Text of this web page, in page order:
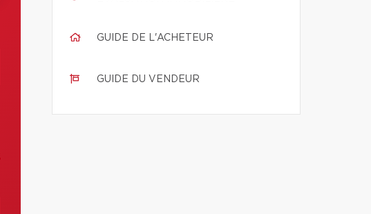
GUIDE DE L'ACHETEUR
GUIDE DU VENDEUR